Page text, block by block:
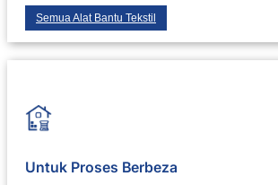
Semua Alat Bantu Tekstil
Untuk Proses Berbeza